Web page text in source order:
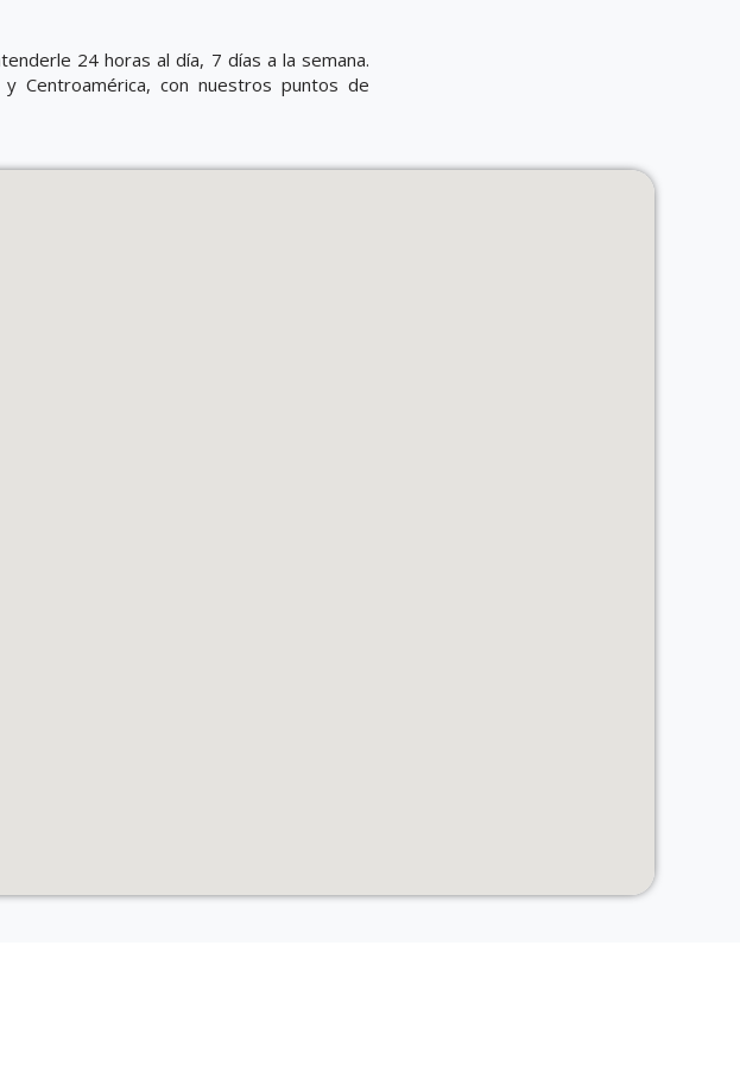
24 horas al día, 7 días a la semana.
Centroamérica, con nuestros puntos de